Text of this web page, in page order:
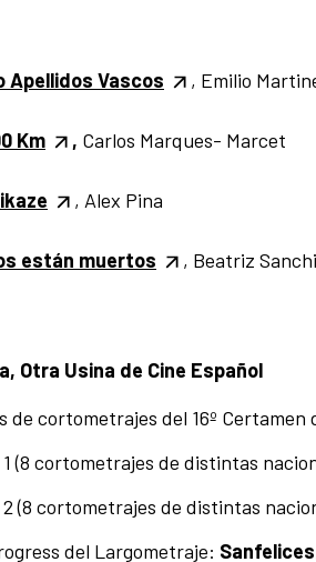
Apellidos Vascos , Emilio
Km , Carlos Marques- Marcet
, Alex Pina
están muertos , Beatriz
Otra Usina de Cine Español
de cortometrajes del 16º Certamen
(8 cortometrajes de distintas
(8 cortometrajes de distintas
del Largometraje: Sanfelices